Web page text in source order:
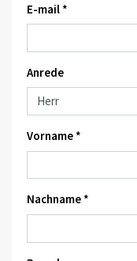
E-mail *
Anrede
Vorname *
Nachname *